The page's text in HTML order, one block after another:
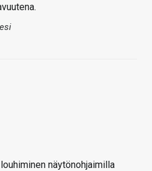
näytönohjaimilla